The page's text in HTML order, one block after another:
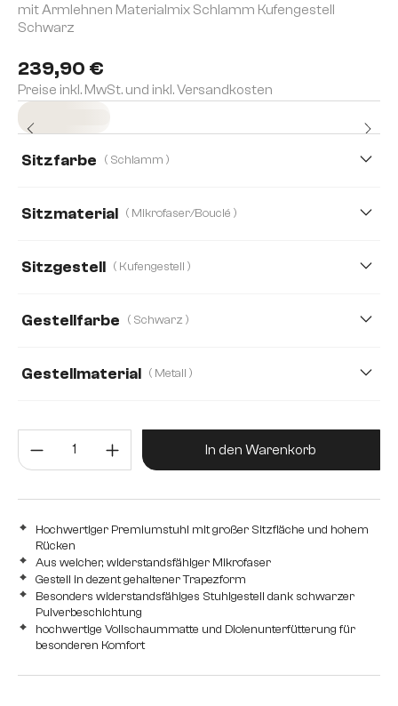
mit Armlehnen Materialmix Schlamm Kufengestell
Schwarz
239,90 €
Preise inkl. MwSt. und inkl. Versandkosten
Sitzfarbe ( Schlamm )
Sitzmaterial ( Mikrofaser/Bouclé )
Strukturstoff Soft Webstoff Soft
Sitzgestell ( Kufengestell )
Gestellfarbe ( Schwarz )
Gestellmaterial ( Metall )
Holz Produkt Anzahl: Gib den
In den Warenkorb
Hochwertiger Premiumstuhl mit großer Sitzfläche und hohem
Rücken
Aus weicher, widerstandsfähiger Mikrofaser
Gestell in dezent gehaltener Trapezform
Besonders widerstandsfähiges Stuhlgestell dank schwarzer
Pulverbeschichtung
hochwertige Vollschaummatte und Diolenunterfütterung für
besonderen Komfort